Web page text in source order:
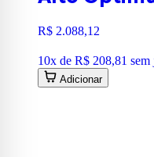
R$ 2.088,12
10x de R$ 208,81 sem
Adicionar